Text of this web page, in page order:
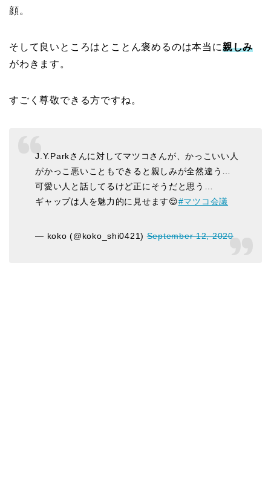
顔。
そして良いところはとことん褒めるのは本当に親しみ
がわきます。
すごく尊敬できる方ですね。
J.Y.Parkさんに対してマツコさんが、かっこいい人
がかっこ悪いこともできると親しみが全然違う…
可愛い人と話してるけど正にそうだと思う…
ギャップは人を魅力的に見せます😌#マツコ会議
— koko (@koko_shi0421)September 12, 2020